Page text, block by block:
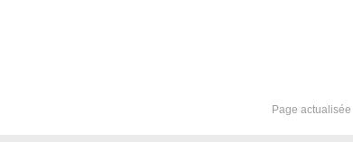
Page actualisée